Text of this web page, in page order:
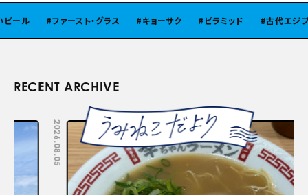
ル ファースト・グラス キョーサク ピラミッド 古代エジプト
RECENT ARCHIVE
2026.08.05 2026.07.29